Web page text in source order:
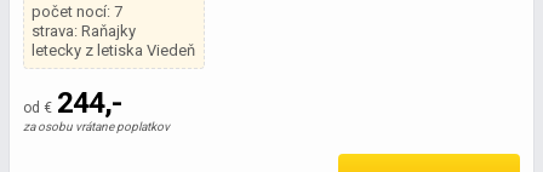
počet nocí: 7
strava: Raňajky
letecky z letiska Viedeň
od € 244,-
za osobu vrátane poplatkov